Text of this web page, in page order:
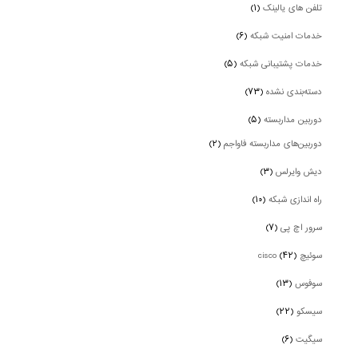
تلفن های یالینک(۱)
خدمات امنیت شبکه(۶)
خدمات پشتیبانی شبکه(۵)
دسته‌بندی نشده(۷۳)
دوربین‌ مداربسته(۵)
دوربین‌های مداربسته فاواجم(۲)
دیش وایرلس(۳)
راه اندازی شبکه(۱۰)
سرور اچ پی(۷)
سوئیچ cisco (۴۲)
سوفوس(۱۳)
سیسکو(۲۲)
سیگیت(۶)